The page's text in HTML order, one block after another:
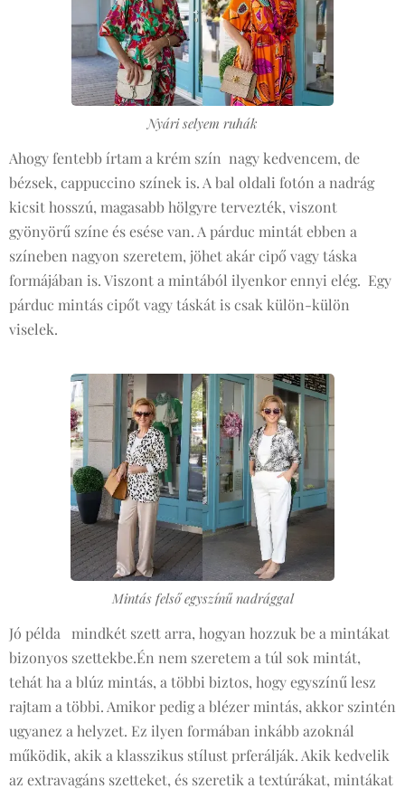
Nyári selyem ruhák
Ahogy fentebb írtam a krém szín nagy kedvencem, de
bézsek, cappuccino színek is. A bal oldali fotón a nadrág
kicsit hosszú, magasabb hölgyre tervezték, viszont
gyönyörű színe és esése van. A párduc mintát ebben a
színeben nagyon szeretem, jöhet akár cipő vagy táska
formájában is. Viszont a mintából ilyenkor ennyi elég. Egy
párduc mintás cipőt vagy táskát is csak külön-külön
viselek.
Mintás felső egyszínű nadrággal
Jó példa mindkét szett arra, hogyan hozzuk be a mintákat
bizonyos szettekbe.Én nem szeretem a túl sok mintát,
tehát ha a blúz mintás, a többi biztos, hogy egyszínű lesz
rajtam a többi. Amikor pedig a blézer mintás, akkor szintén
ugyanez a helyzet. Ez ilyen formában inkább azoknál
működik, akik a klasszikus stílust prferálják. Akik kedvelik
az extravagáns szetteket, és szeretik a textúrákat, mintákat